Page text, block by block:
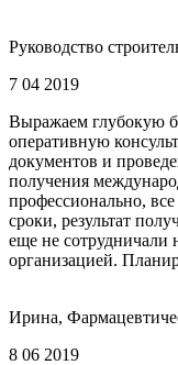
Руководство
7 04 2019
Выражаем глубокую
оперативную
документов и
получения
профессионально,
сроки, результат
еще не
организацией.
Ирина,
8 06 2019